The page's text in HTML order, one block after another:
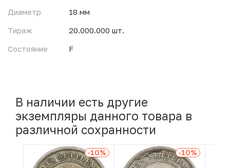
Диаметр
18 мм
Тираж
20.000.000 шт.
Состояние
F
В наличии есть другие
экземпляры данного товара в
различной сохранности
-10% -10%